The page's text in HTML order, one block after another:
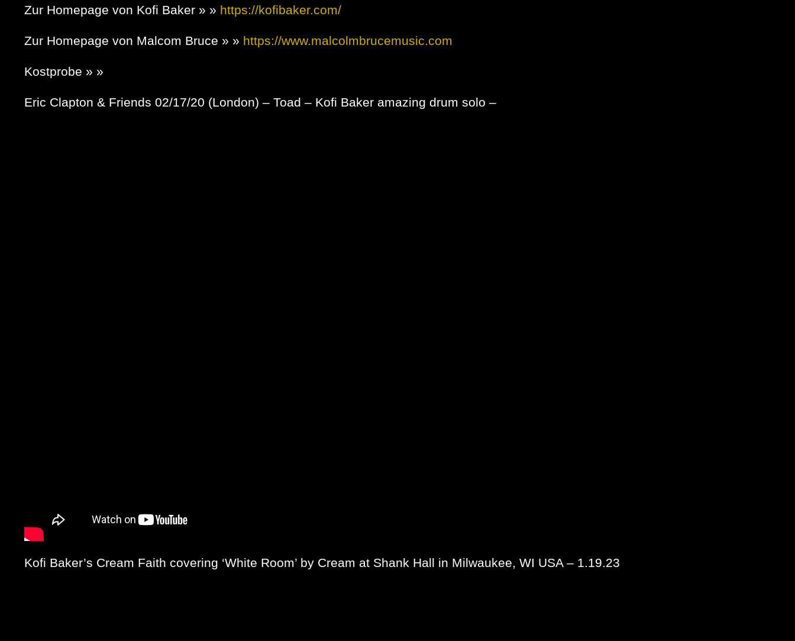
Zur Homepage von Kofi Baker » » https://kofibaker.com/
Zur Homepage von Malcom Bruce » » https://www.malcolmbrucemusic.com
Kostprobe » »
Eric Clapton & Friends 02/17/20 (London) – Toad – Kofi Baker amazing drum solo –
Kofi Baker’s Cream Faith covering ‘White Room’ by Cream at Shank Hall in Milwaukee, WI USA – 1.19.23